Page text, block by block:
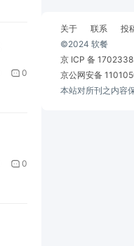
0
0
关于 联系 投
©2024 软餐
京 ICP 备
京公网安备
本站对所刊之内容